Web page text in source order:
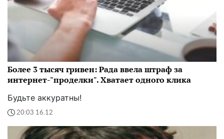
Более 3 тысяч гривен: Рада ввела штраф за
интернет-"проделки". Хватает одного клика
Будьте аккуратны!
20:03 16.12